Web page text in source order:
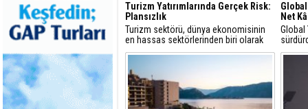
Turizm Yatırımlarında Gerçek Risk:
Plansızlık
Turizm sektörü, dünya ekonomisinin
en hassas sektörlerinden biri olarak
görülür
Net
Global
yüzde